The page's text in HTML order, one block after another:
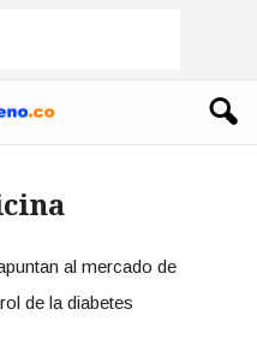
al mercado de
de la diabetes